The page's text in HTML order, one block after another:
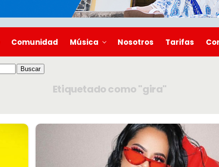
Comunidad Música Nosotros Tarifas
Etiquetado como "gira"